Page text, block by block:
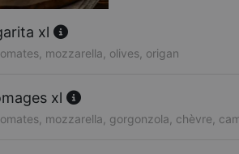
xl
mozzarella, olives, origan
xl
mozzarella, gorgonzola, chèvre,